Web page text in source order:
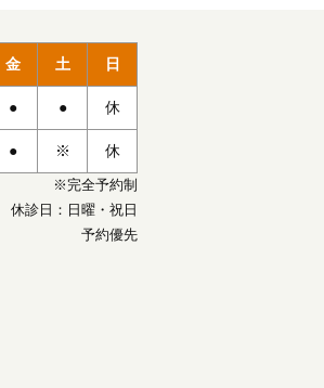
金 土 日
● ● 休
● ※ 休
※完全予約制
休診日：日曜・祝日
予約優先